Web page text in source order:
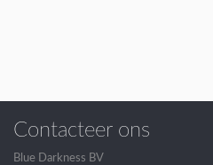
Contacteer ons
Blue Darkness BV